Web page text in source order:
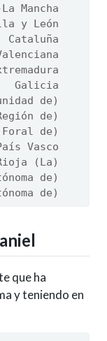
y León
de)
de)
de)
Vasco
(La)
de)
de)
que ha
y teniendo en